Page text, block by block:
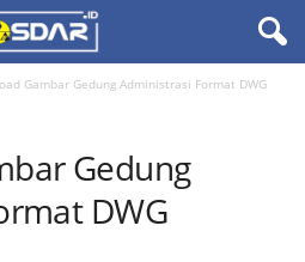
Gambar Gedung Administrasi Format DWG
Gedung
DWG